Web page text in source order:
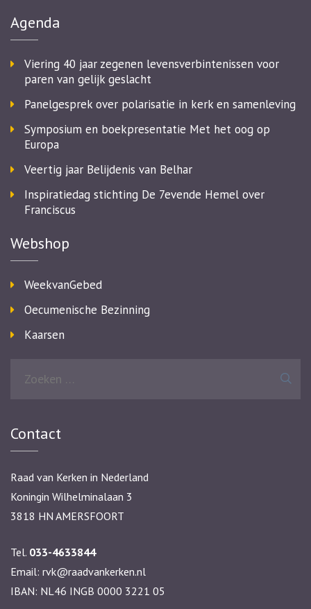
Agenda
Viering 40 jaar zegenen levensverbintenissen voor
paren van gelijk geslacht
Panelgesprek over polarisatie in kerk en samenleving
Symposium en boekpresentatie Met het oog op
Europa
Veertig jaar Belijdenis van Belhar
Inspiratiedag stichting De 7evende Hemel over
Franciscus
Webshop
WeekvanGebed
Oecumenische Bezinning
Kaarsen
Contact
Raad van Kerken in Nederland
Koningin Wilhelminalaan 3
3818 HN AMERSFOORT
Tel. 033-4633844
Email: rvk@raadvankerken.nl
IBAN: NL46 INGB 0000 3221 05